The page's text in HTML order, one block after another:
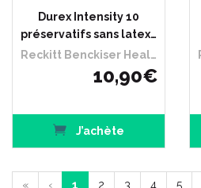
Durex Intensity 10
préservatifs sans latex…
Reckitt Benckiser Healthcare France
10,90€
J’achète
« ‹ 1 2 3 4 5